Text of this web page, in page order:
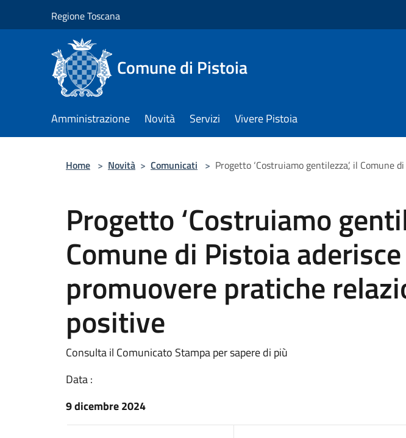
Regione Toscana
Comune di Pistoia
Amministrazione Novità Servizi Vivere Pistoia
Home > Novità > Comunicati > Progetto ‘Costruiamo gentilezza’, il
Progetto ‘Costruiamo
Comune di Pistoia
promuovere pratiche
positive
Consulta il Comunicato Stampa per sapere di più
Data :
9 dicembre 2024